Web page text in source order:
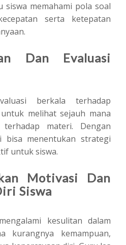
siswa memahami pola soal
serta ketepatan
Dan Evaluasi
berkala terhadap
melihat sejauh mana
terhadap materi. Dengan
bisa menentukan strategi
untuk siswa.
Motivasi Dan
Siswa
kesulitan dalam
kurangnya kemampuan,